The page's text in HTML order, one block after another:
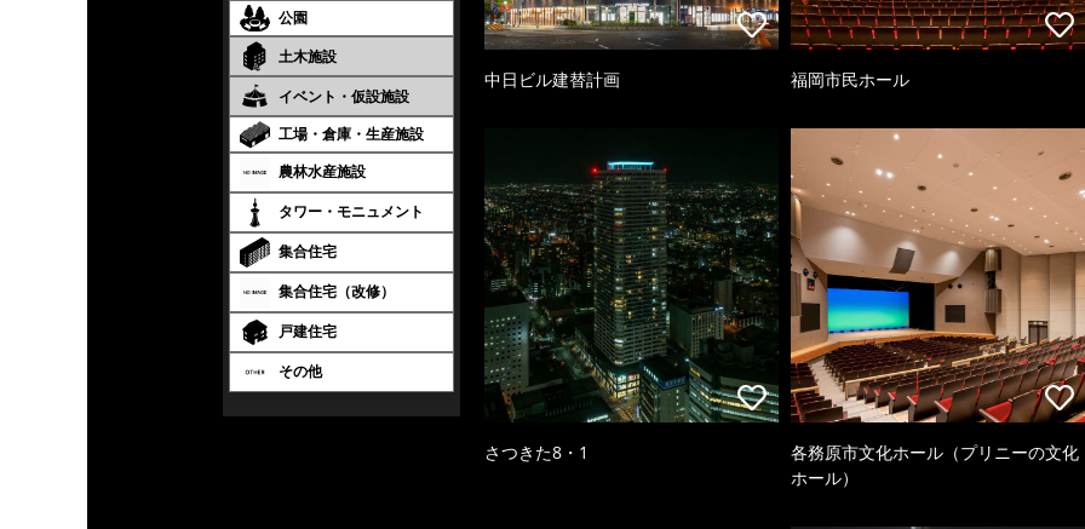
公園
土木施設
イベント・仮設施設
工場・倉庫・生産施設
農林水産施設
タワー・モニュメント
集合住宅
集合住宅（改修）
戸建住宅
その他
中日ビル建替計画 福岡市民ホール
さつきた8・1
各務原市文化ホール（プリニーの文化
ホール）